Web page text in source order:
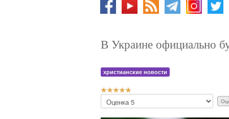
В Украине официально
христианские новости
Р
й
П
о
ж